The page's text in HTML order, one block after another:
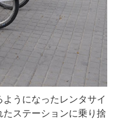
うになったレンタサイ
ステーションに乗り捨